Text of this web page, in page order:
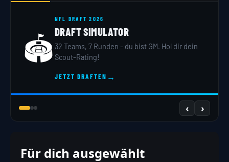
🏟️
NFL DRAFT 2026
DRAFT SIMULATOR
32 Teams, 7 Runden – du bist GM. Hol dir dein
Scout-Rating!
JETZT DRAFTEN →
‹ ›
Für dich ausgewählt